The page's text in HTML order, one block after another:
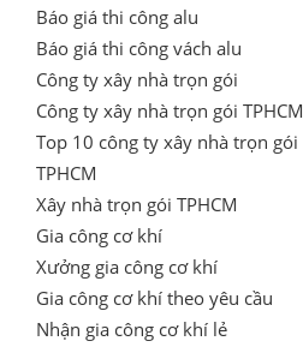
Báo giá thi công alu
Báo giá thi công vách alu
Công ty xây nhà trọn gói
Công ty xây nhà trọn gói TPHCM
Top 10 công ty xây nhà trọn gói
TPHCM
Xây nhà trọn gói TPHCM
Gia công cơ khí
Xưởng gia công cơ khí
Gia công cơ khí theo yêu cầu
Nhận gia công cơ khí lẻ